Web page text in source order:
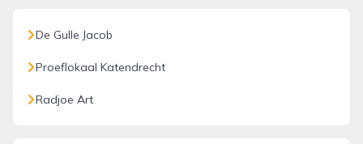
De Gulle Jacob
Proeflokaal Katendrecht
Radjoe Art